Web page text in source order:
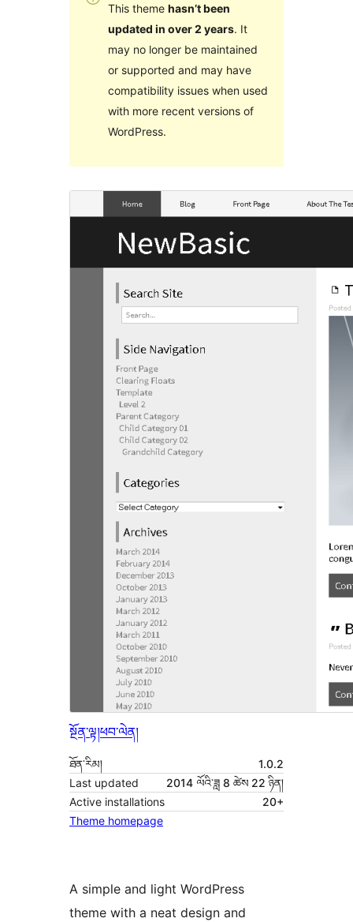
This theme hasn’t been
updated in over 2 years. It
may no longer be maintained
or supported and may have
compatibility issues when used
with more recent versions of
WordPress.
སྔོན་ལྟ།ཕབ་ལེན།
ཐོན་རིམ།
1.0.2
Last updated
2014 ལོའི་ཟླ 8 ཚེས 22 ཉིན།
Active installations
20+
Theme homepage
A simple and light WordPress
theme with a neat design and